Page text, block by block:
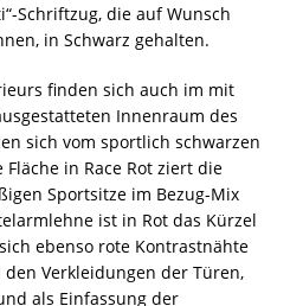
Schriftzug, die auf Wunsch
in Schwarz gehalten.
finden sich auch im mit
Innenraum des
sich vom sportlich schwarzen
in Race Rot ziert die
Sportsitze im Bezug-Mix
ist in Rot das Kürzel
ebenso rote Kontrastnähte
Verkleidungen der Türen,
als Einfassung der